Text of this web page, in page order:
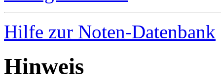
Hilfe zur Noten-Datenbank
Hinweis